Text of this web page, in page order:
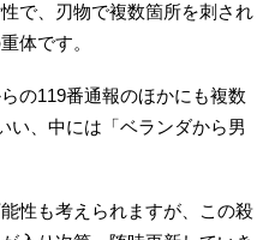
で、刃物で複数箇所を刺され
体です。
の119番通報のほかにも複数
い、中には「ベランダから男
性も考えられますが、この殺